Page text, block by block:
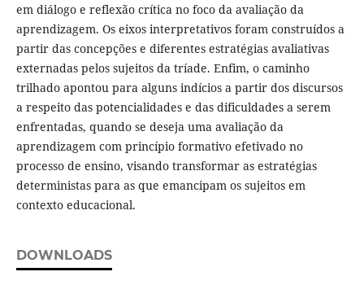
em diálogo e reflexão crítica no foco da avaliação da
aprendizagem. Os eixos interpretativos foram construídos a
partir das concepções e diferentes estratégias avaliativas
externadas pelos sujeitos da tríade. Enfim, o caminho
trilhado apontou para alguns indícios a partir dos discursos
a respeito das potencialidades e das dificuldades a serem
enfrentadas, quando se deseja uma avaliação da
aprendizagem com princípio formativo efetivado no
processo de ensino, visando transformar as estratégias
deterministas para as que emancipam os sujeitos em
contexto educacional.
DOWNLOADS